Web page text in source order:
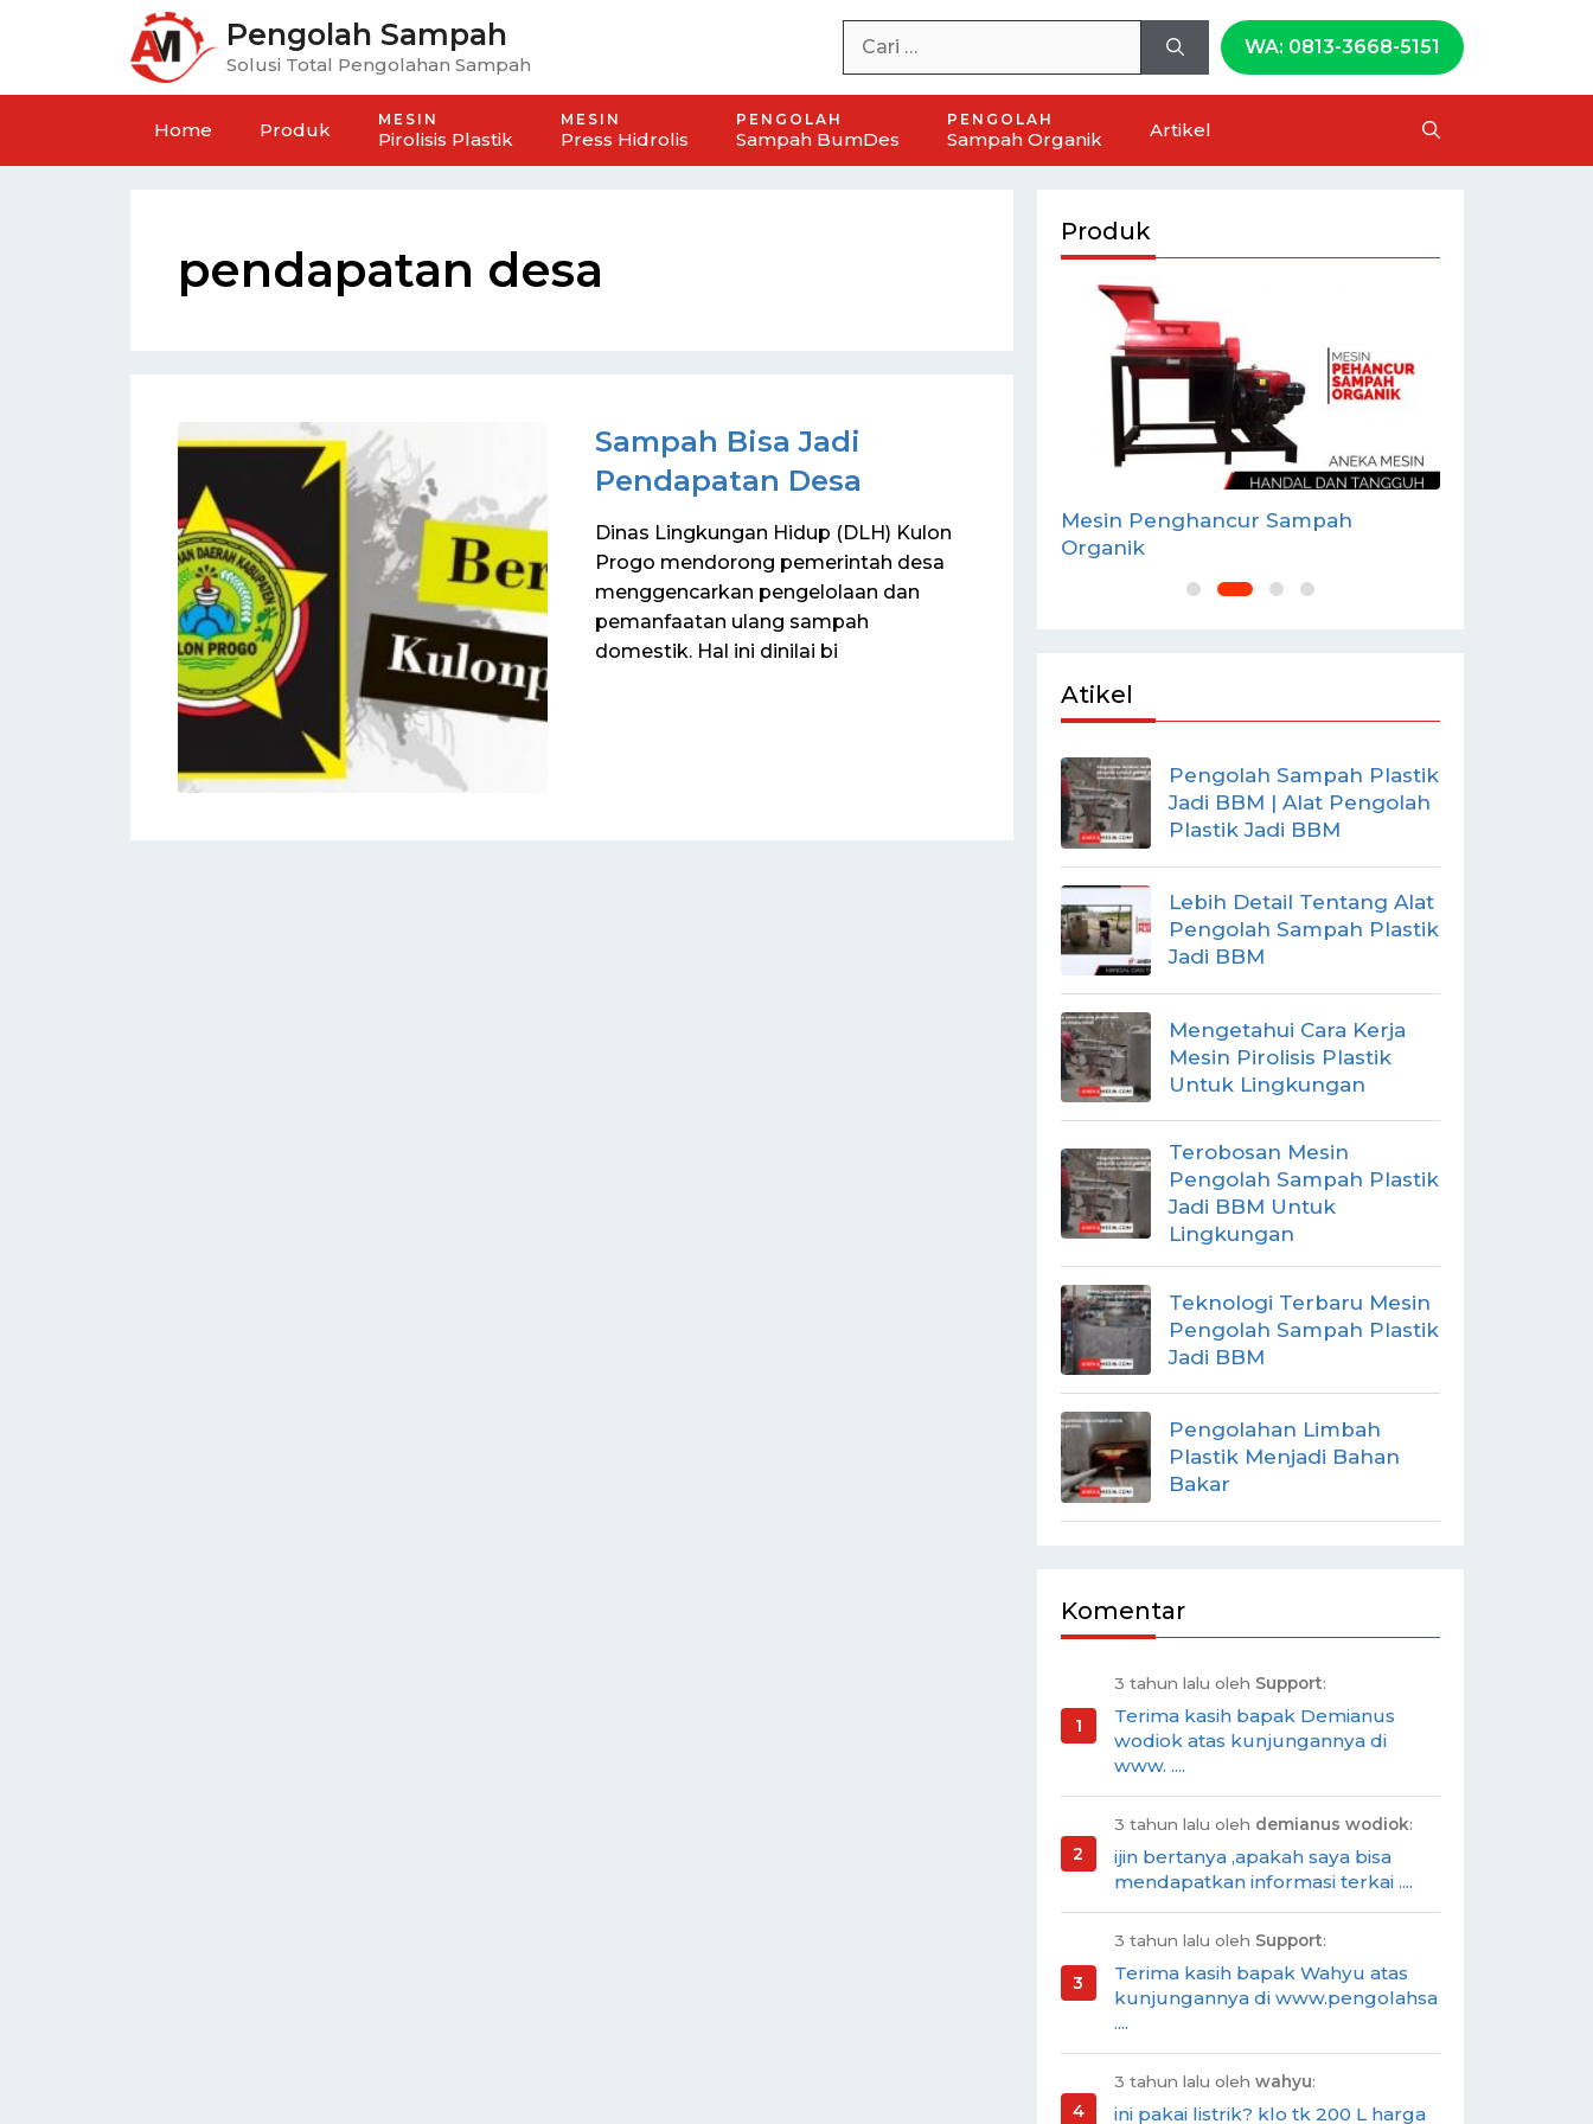
Pengolah Sampah
Solusi Total Pengolahan Sampah
WA: 0813-3668-5151
Home Produk MESIN
Pirolisis Plastik
MESIN
Press Hidrolis
PENGOLAH
Sampah BumDes
PENGOLAH
Sampah Organik Artikel
pendapatan desa
Sampah Bisa Jadi
Pendapatan Desa
Dinas Lingkungan Hidup (DLH) Kulon
Progo mendorong pemerintah desa
menggencarkan pengelolaan dan
pemanfaatan ulang sampah
domestik. Hal ini dinilai bi
Produk
Mesin Mixer Kompos Horizontal
Aneka Mesin
Mesin Pirolisis Plastik Aneka Mesin
Mesin Penghancur Sampah
Organik
Atikel
Pengolah Sampah Plastik
Jadi BBM | Alat Pengolah
Plastik Jadi BBM
Lebih Detail Tentang Alat
Pengolah Sampah Plastik
Jadi BBM
Mengetahui Cara Kerja
Mesin Pirolisis Plastik
Untuk Lingkungan
Terobosan Mesin
Pengolah Sampah Plastik
Jadi BBM Untuk
Lingkungan
Teknologi Terbaru Mesin
Pengolah Sampah Plastik
Jadi BBM
Pengolahan Limbah
Plastik Menjadi Bahan
Bakar
Komentar
3 tahun lalu oleh Support:
Terima kasih bapak Demianus
wodiok atas kunjungannya di
www. ....
3 tahun lalu oleh demianus wodiok:
ijin bertanya ,apakah saya bisa
mendapatkan informasi terkai ....
3 tahun lalu oleh Support:
Terima kasih bapak Wahyu atas
kunjungannya di www.pengolahsa
....
3 tahun lalu oleh wahyu:
ini pakai listrik? klo tk 200 L harga